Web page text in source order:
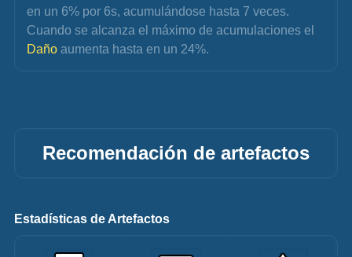
en un 6% por 6s, acumulándose hasta 7 veces.
Cuando se alcanza el máximo de acumulaciones el
Daño aumenta hasta en un 24%.
Recomendación de artefactos
Estadísticas de Artefactos